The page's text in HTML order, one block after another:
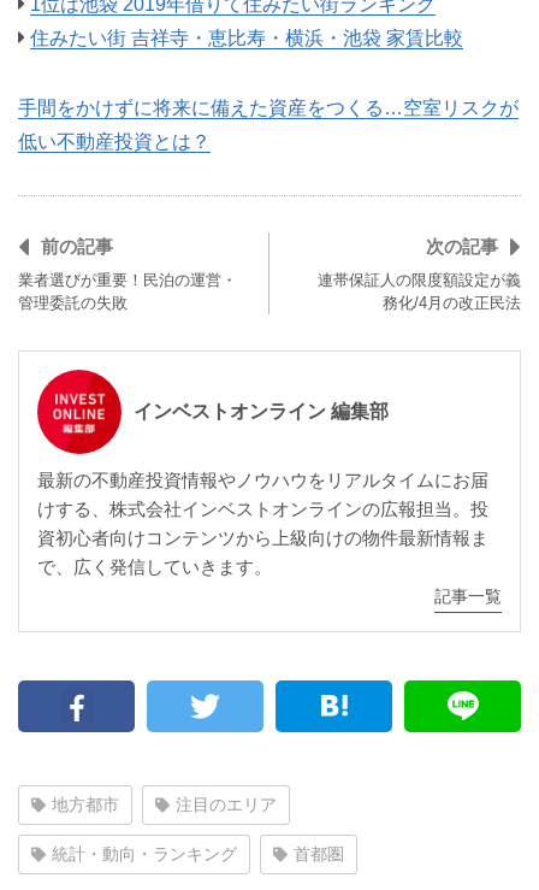
住みたい街 吉祥寺・恵比寿・横浜・池袋 家賃比較
手間をかけずに将来に備えた資産をつくる…空室リスクが
低い不動産投資とは？
前の記事
業者選びが重要！民泊の運営・
管理委託の失敗
次の記事
連帯保証人の限度額設定が義
務化/4月の改正民法
インベストオンライン 編集部
最新の不動産投資情報やノウハウをリアルタイムにお届
けする、株式会社インベストオンラインの広報担当。投
資初心者向けコンテンツから上級向けの物件最新情報ま
で、広く発信していきます。
記事一覧
地方都市 注目のエリア
統計・動向・ランキング 首都圏